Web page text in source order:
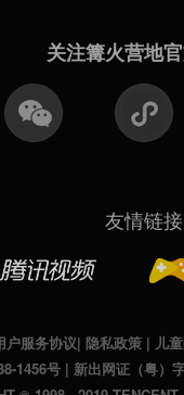
关注篝火营地
友情链接
户服务协议| 隐私政策| 儿
1456号| 新出网证（粤）